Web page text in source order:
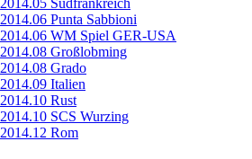
2014.06 Punta Sabbioni
2014.06 WM Spiel GER-USA
2014.08 Großlobming
2014.08 Grado
2014.09 Italien
2014.10 Rust
2014.10 SCS Wurzing
2014.12 Rom